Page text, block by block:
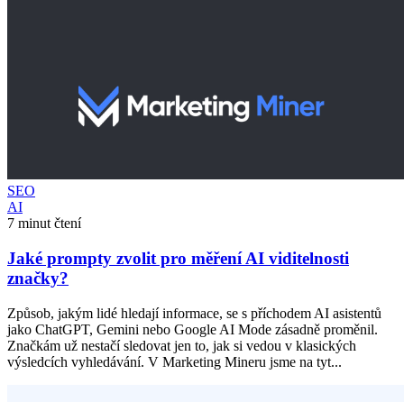
SEO
AI
7 minut čtení
Jaké prompty zvolit pro měření AI viditelnosti
značky?
Způsob, jakým lidé hledají informace, se s příchodem AI asistentů
jako ChatGPT, Gemini nebo Google AI Mode zásadně proměnil.
Značkám už nestačí sledovat jen to, jak si vedou v klasických
výsledcích vyhledávání. V Marketing Mineru jsme na tyt...